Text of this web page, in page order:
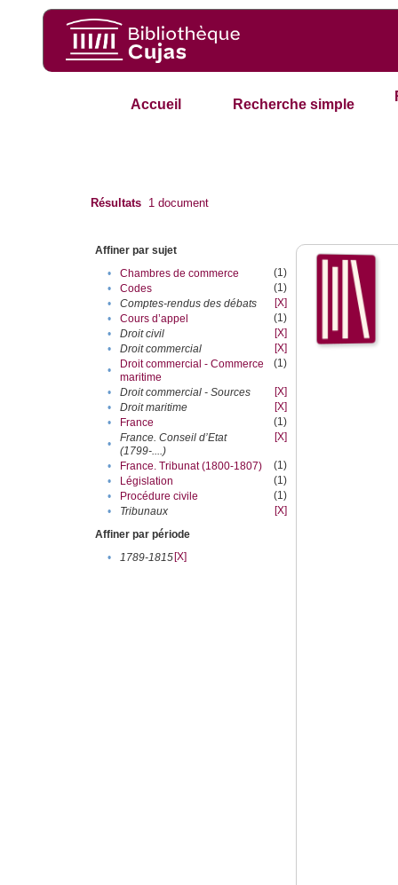
Accueil Recherche simple
Résultats 1 document
Affiner par sujet
•
Chambres de commerce
(1)
•
Codes
(1)
•
Comptes-rendus des débats
[X]
•
Cours d’appel
(1)
•
Droit civil
[X]
•
Droit commercial
[X]
•
Droit commercial - Commerce
maritime
(1)
• Droit commercial - Sources
[X]
•
Droit maritime
[X]
•
France
(1)
•
France. Conseil d’Etat
(1799-....)
[X]
• France. Tribunat (1800-1807)
(1)
•
Législation
(1)
•
Procédure civile
(1)
•
Tribunaux
[X]
Affiner par période
•
1789-1815[X]